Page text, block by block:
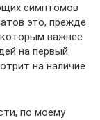
симптомов
это, прежде
важнее
на первый
на наличие
по моему